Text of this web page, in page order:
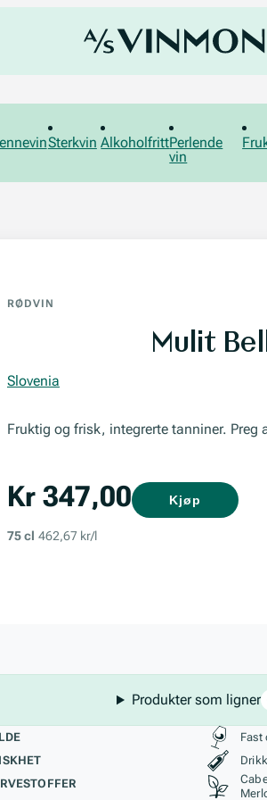
Sterkvin AlkoholfrittPerlende
vin
RØDVIN
Mulit
Slovenia
Fruktig og frisk, integrerte tanniner. Preg
Kr 347,00
75 cl 462,67 kr/l
Kjøp
Produkter som ligner
Stil,Fast